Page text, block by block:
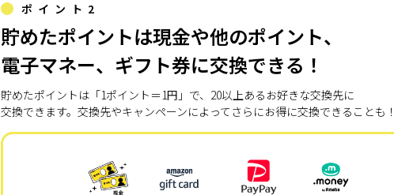
ポイント2
貯めたポイントは現金や他のポイント、
電子マネー、ギフト券に交換できる！
貯めたポイントは「1ポイント＝1円」で、20以上あるお好きな交換先に
交換できます。交換先やキャンペーンによってさらにお得に交換できることも